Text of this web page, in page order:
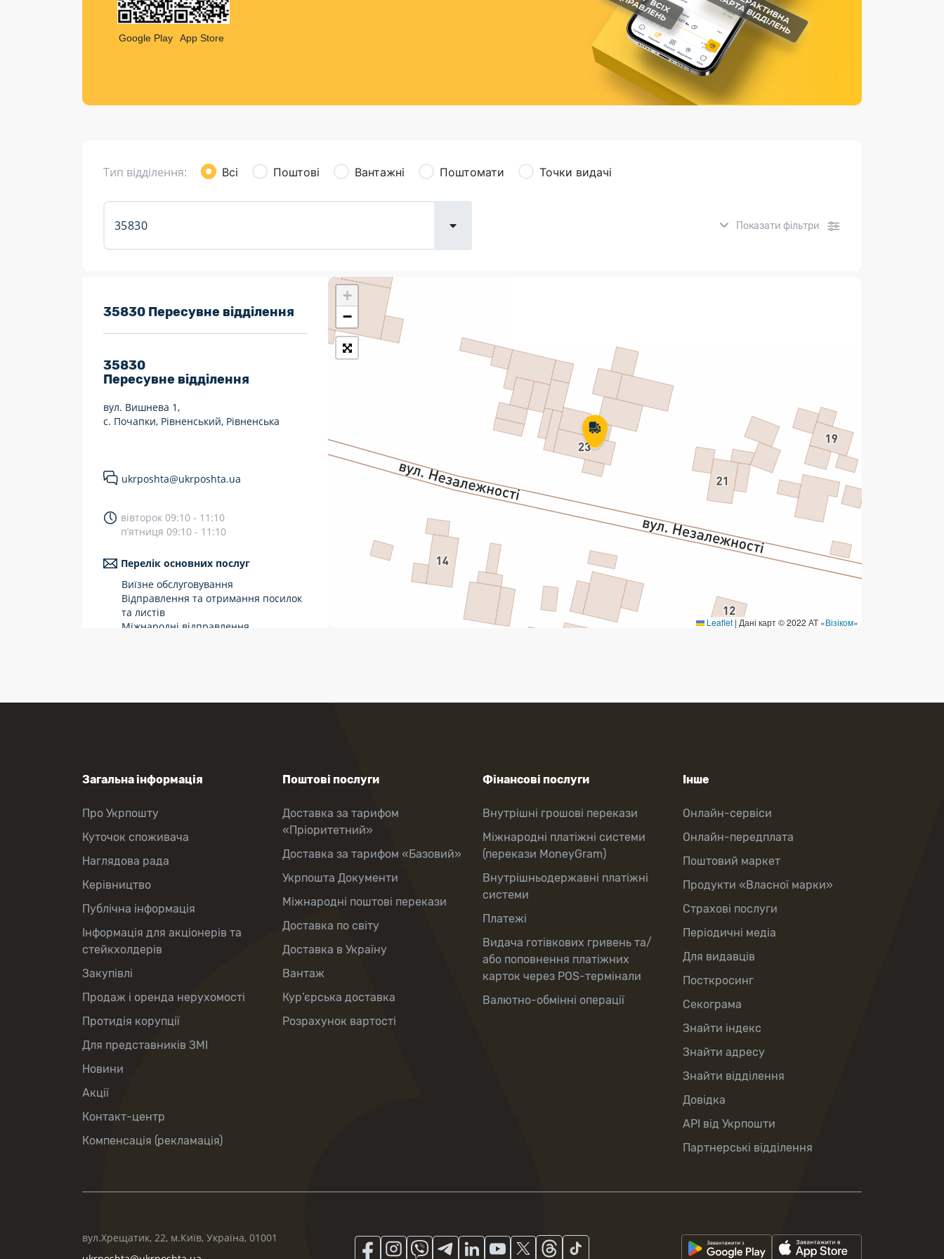
Листи та листівки
Кур’єрська доставка
Страхові послуги
Каталог «Укрпошта Маркет»
Google Play App Store
Тип відділення: Всі Поштові Вантажні Поштомати Точки видачі
Показати фільтри
7 днів на тиждень
Працюють після 19:00
Працюють у вихідні
Поштові послуги:
Укрпошта Експрес/тариф
Укрпошта Стандарт/тариф «Базовий»
Доставка за межі України
Перекази
Комунальні та інші платежі
35830 Пересувне відділення
35830
Пересувне відділення
вул. Вишнева 1,
с. Почапки, Рівненський, Рівненська
ukrposhta@ukrposhta.ua
вівторок 09:10 - 11:10
п’ятниця 09:10 - 11:10
Перелік основних послуг
Виїзне обслуговування
Відправлення та отримання посилок
та листів
Міжнародні відправлення
+
−
Leaflet | Дані карт © 2022 АТ «Візіком»
Загальна інформація
Про Укрпошту
Куточок споживача
Наглядова рада
Керівництво
Публічна інформація
Інформація для акціонерів та
стейкхолдерів
Закупівлі
Продаж і оренда нерухомості
Протидія корупції
Для представників ЗМІ
Новини
Акції
Контакт-центр
Компенсація (рекламація)
Поштові послуги
Доставка за тарифом
«Пріоритетний»
Доставка за тарифом «Базовий»
Укрпошта Документи
Міжнародні поштові перекази
Доставка по світу
Доставка в Україну
Вантаж
Кур’єрська доставка
Розрахунок вартості
Фінансові послуги
Внутрішні грошові перекази
Міжнародні платіжні системи
(перекази MoneyGram)
Внутрішньодержавні платіжні
системи
Платежі
Видача готівкових гривень та/
або поповнення платіжних
карток через POS-термінали
Валютно-обмінні операції
Інше
Онлайн-сервіси
Онлайн-передплата
Поштовий маркет
Продукти «Власної марки»
Страхові послуги
Періодичні медіа
Для видавців
Посткросинг
Секограма
Знайти індекс
Знайти адресу
Знайти відділення
Довідка
API від Укрпошти
Партнерські відділення
вул.Хрещатик, 22, м.Київ, Україна, 01001